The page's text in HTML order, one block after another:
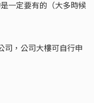
一定要有的（大多時候
司，公司大樓可自行申